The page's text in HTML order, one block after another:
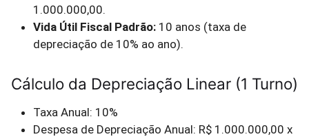
1.000.000,00.
Vida Útil Fiscal Padrão: 10 anos (taxa de
depreciação de 10% ao ano).
Cálculo da Depreciação Linear (1 Turno)
Taxa Anual: 10%
Despesa de Depreciação Anual: R$ 1.000.000,00 x